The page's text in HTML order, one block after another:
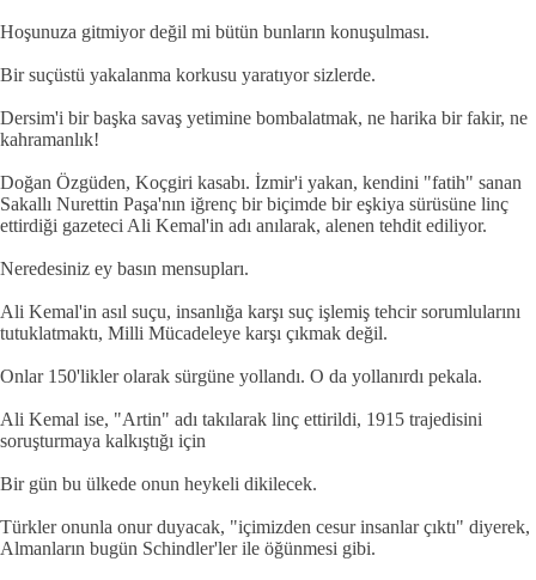
Hoşunuza gitmiyor değil mi bütün bunların konuşulması.
Bir suçüstü yakalanma korkusu yaratıyor sizlerde.
Dersim'i bir başka savaş yetimine bombalatmak, ne harika bir fakir, ne
kahramanlık!
Doğan Özgüden, Koçgiri kasabı. İzmir'i yakan, kendini "fatih" sanan
Sakallı Nurettin Paşa'nın iğrenç bir biçimde bir eşkiya sürüsüne linç
ettirdiği gazeteci Ali Kemal'in adı anılarak, alenen tehdit ediliyor.
Neredesiniz ey basın mensupları.
Ali Kemal'in asıl suçu, insanlığa karşı suç işlemiş tehcir sorumlularını
tutuklatmaktı, Milli Mücadeleye karşı çıkmak değil.
Onlar 150'likler olarak sürgüne yollandı. O da yollanırdı pekala.
Ali Kemal ise, "Artin" adı takılarak linç ettirildi, 1915 trajedisini
soruşturmaya kalkıştığı için
Bir gün bu ülkede onun heykeli dikilecek.
Türkler onunla onur duyacak, "içimizden cesur insanlar çıktı" diyerek,
Almanların bugün Schindler'ler ile öğünmesi gibi.